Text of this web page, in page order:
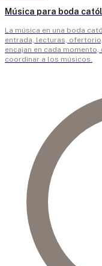
Música para boda
La música en una boda
entrada, lecturas,
encajan en cada
coordinar a los músicos.